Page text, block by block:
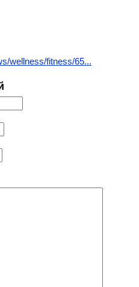
wellness/fitness/65...